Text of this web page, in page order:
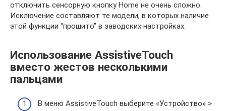
отключить сенсорную кнопку Home не очень сложно.
Исключение составляют те модели, в которых наличие
этой функции “прошито” в заводских настройках.
Использование AssistiveTouch
вместо жестов несколькими
пальцами
В меню AssistiveTouch выберите «Устройство» >